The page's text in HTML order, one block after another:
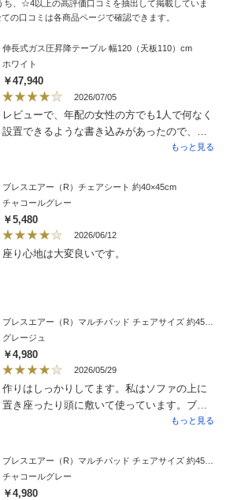
ち、☆4以上の高評価口コミを抽出して掲載していま
の口コミは各商品ページで確認できます。
伸長式ガス圧昇降テーブル 幅120（天板110）cm
ホワイト
￥47,940
2026/07/05
レビューで、年配の女性の方でも1人で何なく
設置できるような書き込みがあったので、安
心していましたが、私に力がないのか、かな
箱から出しました。説明書にも書いてありま
したが、CFや畳などで使う予定の方は形がつ
かないようにカーペットや敷物などの上で使
われた方が良さそうです。テーブルは、梱包
もしっかりなされていて、表面に凹みもキズ
に来てくださった方々は、事前に連絡も下さ
でした。
もっと見る
ブレスエアー（R）チェアシート 約40×45cm
チャコールグレー
￥5,480
2026/06/12
座り心地は大変良いです。
ブレスエアー（R）マルチパッド チェアサイズ 約45×45cm
グレージュ
￥4,980
2026/05/29
作りはしっかりしてます。私はソファの上に
置き座ったり頭に敷いて使っています。ブレ
スエアで軽量で蒸れ無しで良いと思います。
いですね。
もっと見る
ブレスエアー（R）マルチパッド チェアサイズ 約45×45cm
チャコールグレー
￥4,980